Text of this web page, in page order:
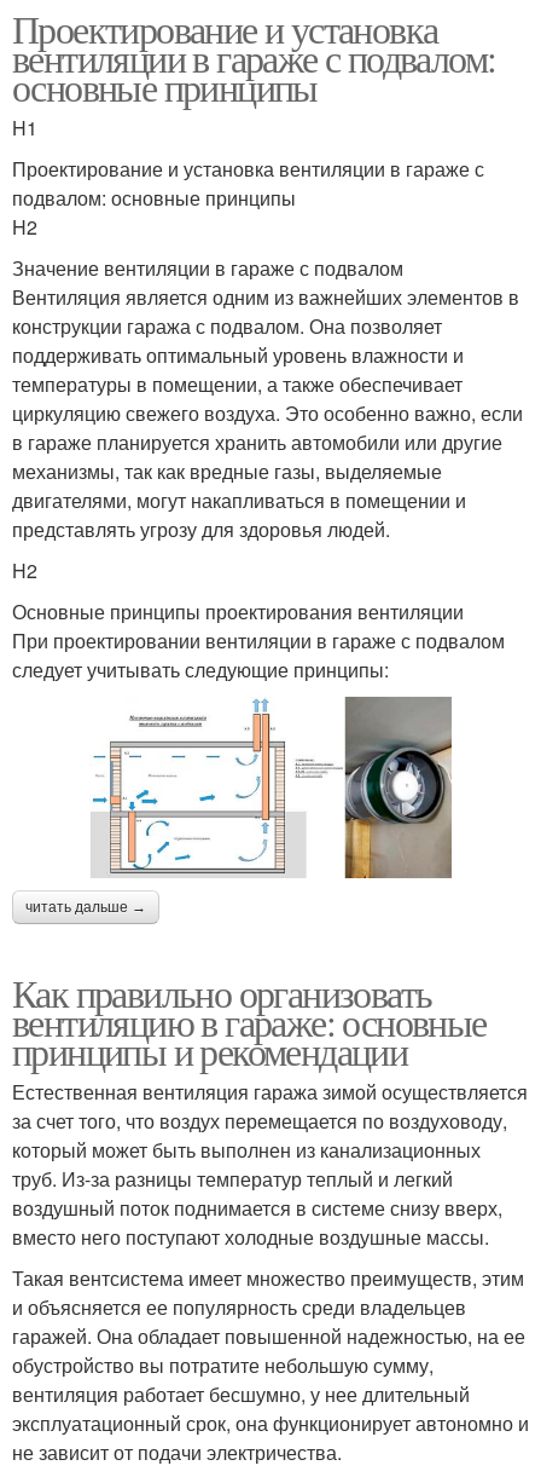
Проектирование и установка
вентиляции в гараже с подвалом:
основные принципы
H1
Проектирование и установка вентиляции в гараже с
подвалом: основные принципы
H2
Значение вентиляции в гараже с подвалом
Вентиляция является одним из важнейших элементов в
конструкции гаража с подвалом. Она позволяет
поддерживать оптимальный уровень влажности и
температуры в помещении, а также обеспечивает
циркуляцию свежего воздуха. Это особенно важно, если
в гараже планируется хранить автомобили или другие
механизмы, так как вредные газы, выделяемые
двигателями, могут накапливаться в помещении и
представлять угрозу для здоровья людей.
H2
Основные принципы проектирования вентиляции
При проектировании вентиляции в гараже с подвалом
следует учитывать следующие принципы:
читать дальше →
Как правильно организовать
вентиляцию в гараже: основные
принципы и рекомендации
Естественная вентиляция гаража зимой осуществляется
за счет того, что воздух перемещается по воздуховоду,
который может быть выполнен из канализационных
труб. Из-за разницы температур теплый и легкий
воздушный поток поднимается в системе снизу вверх,
вместо него поступают холодные воздушные массы.
Такая вентсистема имеет множество преимуществ, этим
и объясняется ее популярность среди владельцев
гаражей. Она обладает повышенной надежностью, на ее
обустройство вы потратите небольшую сумму,
вентиляция работает бесшумно, у нее длительный
эксплуатационный срок, она функционирует автономно и
не зависит от подачи электричества.